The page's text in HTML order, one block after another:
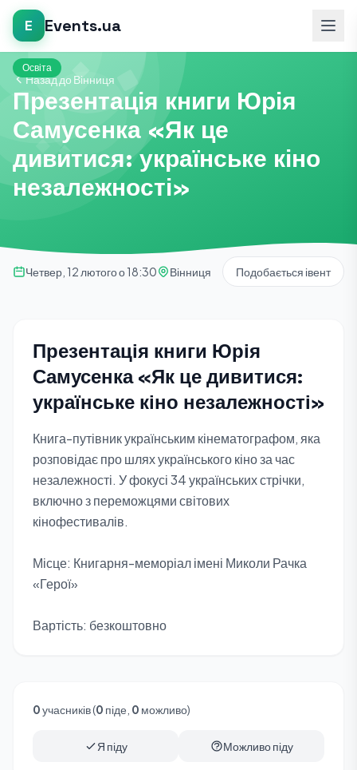
E Events.ua
Назад до Вінниця
Освіта
Презентація книги Юрія
Самусенка «Як це
дивитися: українське кіно
незалежності»
Четвер, 12 лютого о 18:30 Вінниця Подобається івент
Презентація книги Юрія
Самусенка «Як це дивитися:
українське кіно незалежності»
Книга-путівник українським кінематографом, яка
розповідає про шлях українського кіно за час
незалежності. У фокусі 34 українських стрічки,
включно з переможцями світових
кінофестивалів.
Місце: Книгарня-меморіал імені Миколи Рачка
«Герої»
Вартість: безкоштовно
0учасників (0 піде, 0 можливо)
Я піду Можливо піду